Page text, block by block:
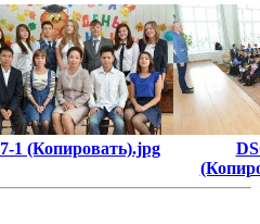
7-1 (Копировать).jpg